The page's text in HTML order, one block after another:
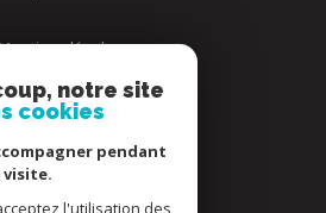
mentions légales
admin
politique rgpd
notre site
cookies
pendant
l'utilisation des